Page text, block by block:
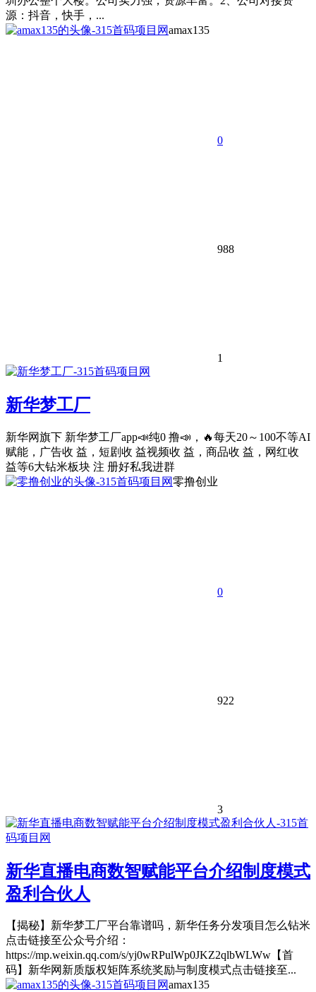
源：抖音，快手，...
amax135
0
988
1
新华梦工厂
新华网旗下 新华梦工厂app📣纯0 撸📣，🔥每天20～100不等AI
赋能，广告收 益，短剧收 益视频收 益，商品收 益，网红收
益等6大钻米板块 注 册好私我进群
零撸创业
0
922
3
新华直播电商数智赋能平台介绍制度模式
盈利合伙人
【揭秘】新华梦工厂平台靠谱吗，新华任务分发项目怎么钻米
点击链接至公众号介绍：
https://mp.weixin.qq.com/s/yj0wRPulWp0JKZ2qlbWLWw【首
码】新华网新质版权矩阵系统奖励与制度模式点击链接至...
amax135